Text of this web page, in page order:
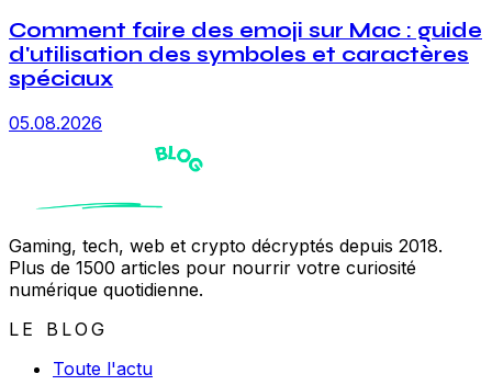
Comment faire des emoji sur Mac : guide
d'utilisation des symboles et caractères
spéciaux
05.08.2026
Gaming, tech, web et crypto décryptés depuis 2018.
Plus de 1500 articles pour nourrir votre curiosité
numérique quotidienne.
LE BLOG
Toute l'actu